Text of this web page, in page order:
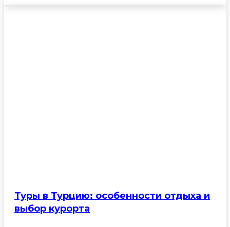
Туры в Турцию: особенности отдыха и
выбор курорта